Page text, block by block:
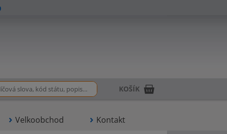
Velkoobchod Kontakt
KOŠÍK